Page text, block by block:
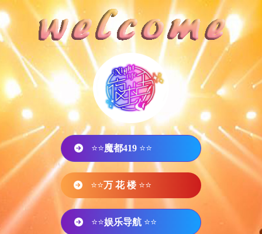
⭐⭐魔都419 ⭐⭐
⭐⭐万 花 楼 ⭐⭐
⭐⭐娱乐导航 ⭐⭐